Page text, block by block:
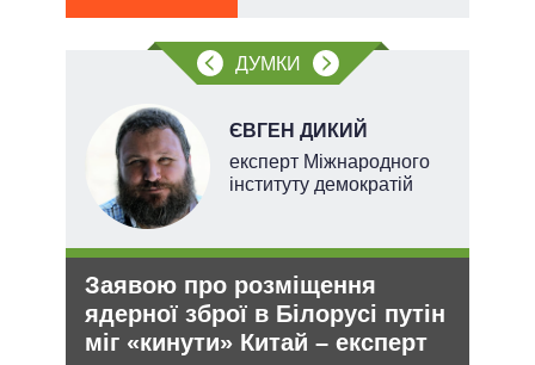
ДУМКИ
ЄВГЕН ДИКИЙ
експерт Міжнародного
інституту демократій
Заявою про розміщення
ядерної зброї в Білорусі путін
міг «кинути» Китай – експерт